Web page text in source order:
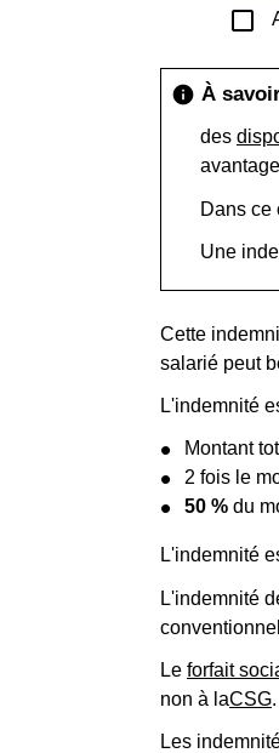
check_box_outline_blank
info À
des
Dans ce
Une
Cette
salarié peut
L'indemnité
Montant
2 fois le
50 % du
L'indemnité
L'indemnité
Le forfait
non à laCSG.
Les